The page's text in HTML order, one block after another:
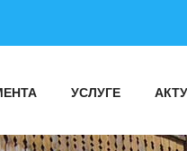
УСЛУГЕ